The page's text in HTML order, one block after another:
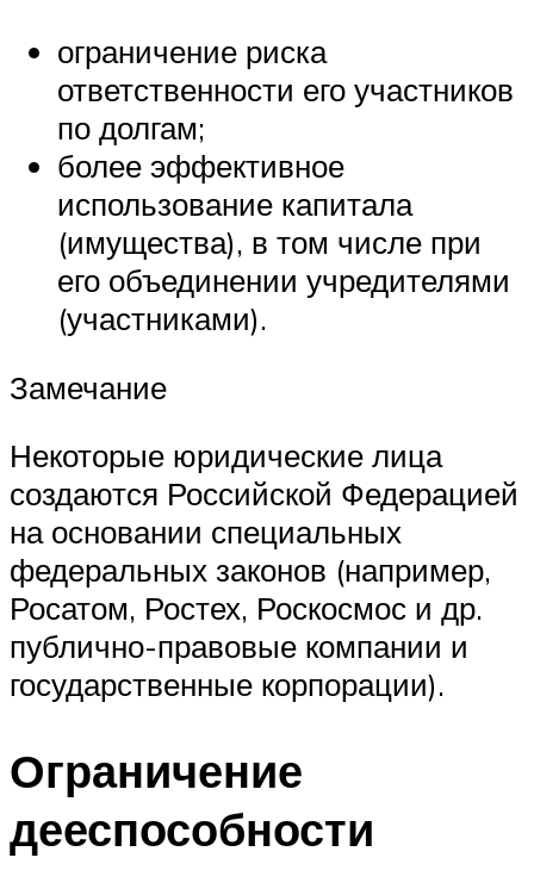
ограничение риска
ответственности его участников
по долгам;
более эффективное
использование капитала
(имущества), в том числе при
его объединении учредителями
(участниками).
Замечание
Некоторые юридические лица
создаются Российской Федерацией
на основании специальных
федеральных законов (например,
Росатом, Ростех, Роскосмос и др.
публично-правовые компании и
государственные корпорации).
Ограничение
дееспособности